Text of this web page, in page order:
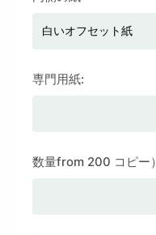
専門用紙:
数量from 200 コピー）